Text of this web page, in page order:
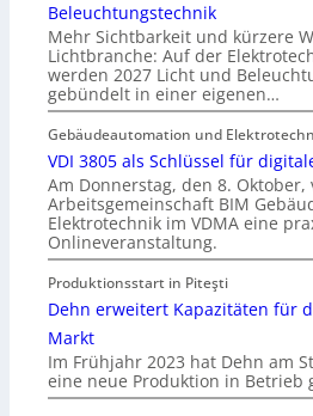
Beleuchtungstechnik
Mehr Sichtbarkeit und kürzere
Lichtbranche: Auf der
werden 2027 Licht und
gebündelt in einer eigenen…
Gebäudeautomation und
VDI 3805 als Schlüssel für
Am Donnerstag, den 8.
Arbeitsgemeinschaft BIM
Elektrotechnik im VDMA eine
Onlineveranstaltung.
Produktionsstart in Piteşti
Dehn erweitert Kapazitäten für
Markt
Im Frühjahr 2023 hat Dehn am
eine neue Produktion in Betrieb